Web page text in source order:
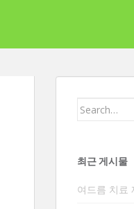
검
최근 게시물
여드름 치료